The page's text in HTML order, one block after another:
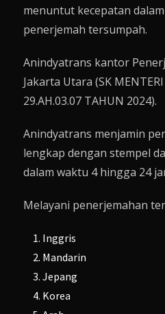
menuntut kecepatan
penerjemah tersumpah.
Anindyatrans kantor
Jakarta Utara (SK
29.AH.03.07 TAHUN 2024).
Anindyatrans menjamin
lengkap dengan stempel
dalam waktu 4 hingga 24
Melayani penerjemahan
Inggris
Mandarin
Jepang
Korea